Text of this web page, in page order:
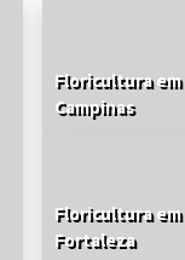
Floricultura em
Campinas
Floricultura em
Fortaleza